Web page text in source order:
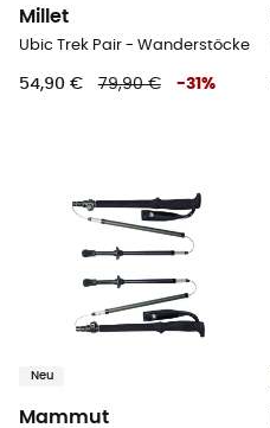
Millet
Ubic Trek Pair - Wanderstöcke
54,90 € 79,90 € -31 %
Neu
Mammut